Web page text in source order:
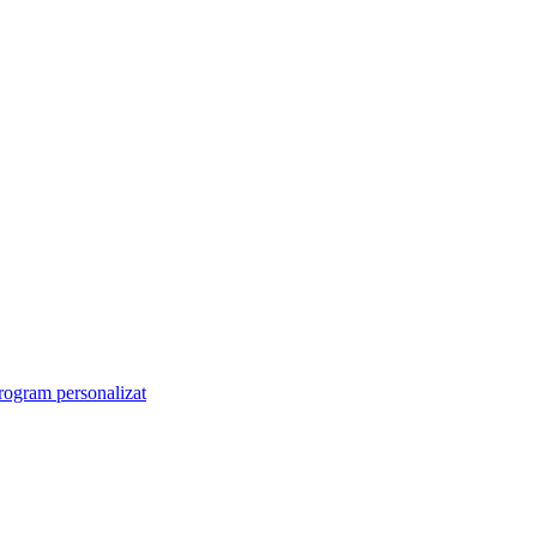
personalizat